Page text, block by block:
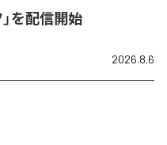
を配信開始
2026.8.6